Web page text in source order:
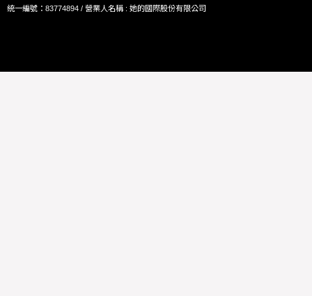
統一編號：83774894 / 營業人名稱 : 她的國際股份有限公司